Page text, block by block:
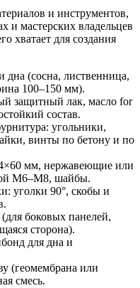
и инструментов,
и мастерских владельцев
хватает для создания
дна (сосна, лиственница,
100–150 мм).
защитный лак, масло for
состав.
угольники,
винты по бетону и по
мм, нержавеющие или
M6–M8, шайбы.
уголки 90°, скобы и
боковых панелей,
сторона).
для дна и
(геомембрана или
смесь.